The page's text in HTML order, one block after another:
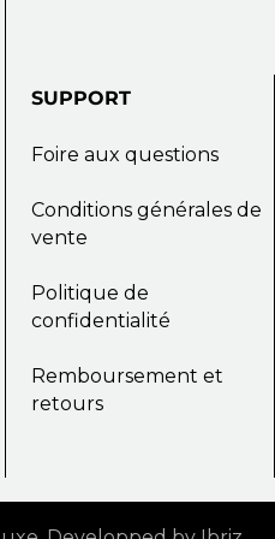
SUPPORT
Foire aux questions
Conditions générales de
vente
Politique de
confidentialité
Remboursement et
retours